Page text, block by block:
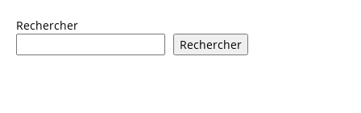
Rechercher
Rechercher